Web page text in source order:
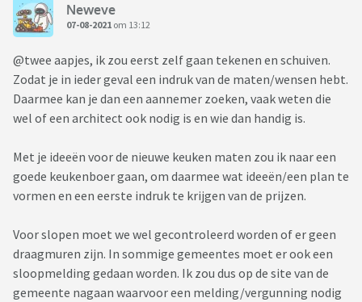
Neweve
07-08-2021 om 13:12
@twee aapjes, ik zou eerst zelf gaan tekenen en schuiven.
Zodat je in ieder geval een indruk van de maten/wensen hebt.
Daarmee kan je dan een aannemer zoeken, vaak weten die
wel of een architect ook nodig is en wie dan handig is.
Met je ideeën voor de nieuwe keuken maten zou ik naar een
goede keukenboer gaan, om daarmee wat ideeën/een plan te
vormen en een eerste indruk te krijgen van de prijzen.
Voor slopen moet we wel gecontroleerd worden of er geen
draagmuren zijn. In sommige gemeentes moet er ook een
sloopmelding gedaan worden. Ik zou dus op de site van de
gemeente nagaan waarvoor een melding/vergunning nodig